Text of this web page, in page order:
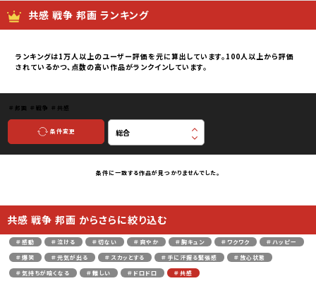
共感 戦争 邦画 ランキング
ランキングは1万人以上のユーザー評価を元に算出しています。100人以上から評価
されているかつ、点数の高い作品がランクインしています。
＃邦画 ＃戦争 ＃共感
条件変更
条件に一致する作品が見つかりませんでした。
共感 戦争 邦画 からさらに絞り込む
＃感動 ＃泣ける ＃切ない ＃爽やか ＃胸キュン ＃ワクワク
＃ハッピー
＃爆笑
＃元気が出る ＃スカッとする ＃手に汗握る緊張感
＃放心状態
＃気持ちが暗くなる
＃難しい ＃ドロドロ ＃共感